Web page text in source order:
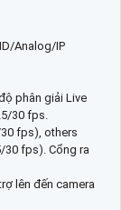
Analog/IP
phân giải Live
30 fps.
fps), others
30 fps). Cổng ra
lên đến camera